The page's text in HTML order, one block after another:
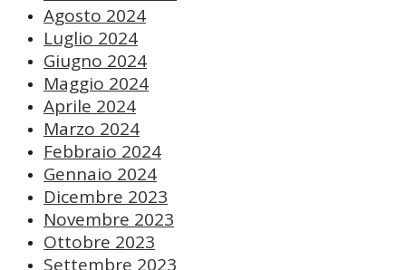
Agosto 2024
Luglio 2024
Giugno 2024
Maggio 2024
Aprile 2024
Marzo 2024
Febbraio 2024
Gennaio 2024
Dicembre 2023
Novembre 2023
Ottobre 2023
Settembre 2023